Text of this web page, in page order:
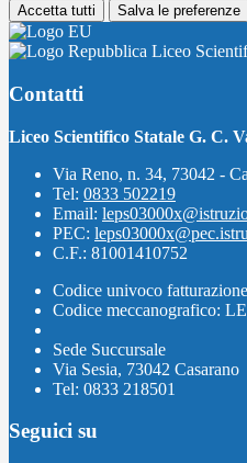
Accetta tutti Salva le preferenze
Liceo
Contatti
Liceo Scientifico Statale G. C.
Via Reno, n. 34, 73042 -
Tel: 0833 502219
Email:
PEC:
C.F.: 81001410752
Codice univoco
Codice meccanografico:
Sede Succursale
Via Sesia, 73042 Casarano
Tel: 0833 218501
Seguici su